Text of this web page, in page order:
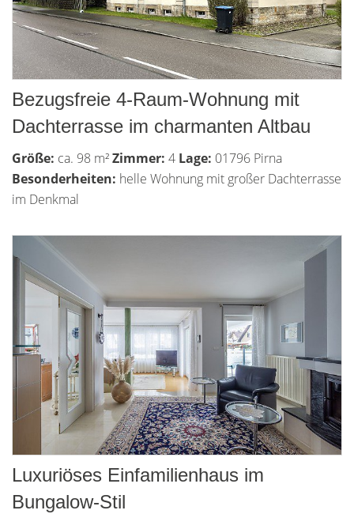
Bezugsfreie 4-Raum-Wohnung mit
Dachterrasse im charmanten Altbau
Größe: ca. 98 m²Zimmer: 4 Lage: 01796 Pirna
Besonderheiten: helle Wohnung mit großer Dachterrasse
im Denkmal
Luxuriöses Einfamilienhaus im
Bungalow-Stil